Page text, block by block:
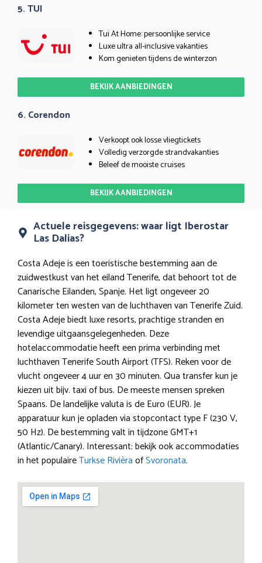
5. TUI
Tui At Home: persoonlijke service
Luxe ultra all-inclusive vakanties
Kom genieten tijdens de winterzon
BEKIJK AANBIEDINGEN
6. Corendon
Verkoopt ook losse vliegtickets
Volledig verzorgde strandvakanties
Beleef de mooiste cruises
BEKIJK AANBIEDINGEN
Actuele reisgegevens: waar ligt Iberostar
Las Dalias?
Costa Adeje is een toeristische bestemming aan de
zuidwestkust van het eiland Tenerife, dat behoort tot de
Canarische Eilanden, Spanje. Het ligt ongeveer 20
kilometer ten westen van de luchthaven van Tenerife Zuid.
Costa Adeje biedt luxe resorts, prachtige stranden en
levendige uitgaansgelegenheden. Deze
hotelaccommodatie heeft een prima verbinding met
luchthaven Tenerife South Airport (TFS). Reken voor de
vlucht ongeveer 4 uur en 30 minuten. Qua transfer kun je
kiezen uit bijv. taxi of bus. De meeste mensen spreken
Spaans. De landelijke valuta is de Euro (EUR). Je
apparatuur kun je opladen via stopcontact type F (230 V,
50 Hz). De bestemming valt in tijdzone GMT+1
(Atlantic/Canary). Interessant: bekijk ook accommodaties
in het populaireTurkse RivièraofSvoronata.